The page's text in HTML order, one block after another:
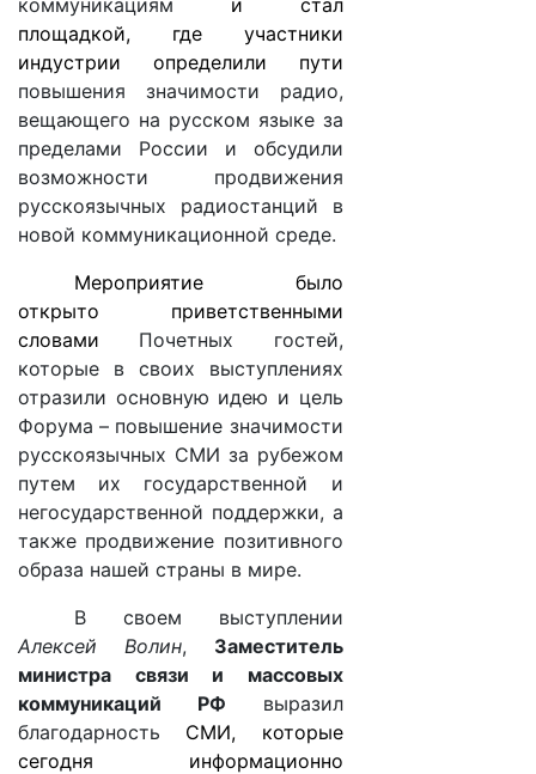
коммуникациям и стал
площадкой, где участники
индустрии определили пути
повышения значимости радио,
вещающего на русском языке за
пределами России и обсудили
возможности продвижения
русскоязычных радиостанций в
новой коммуникационной среде.
Мероприятие было
открыто приветственными
словами Почетных гостей,
которые в своих выступлениях
отразили основную идею и цель
Форума – повышение значимости
русскоязычных СМИ за рубежом
путем их государственной и
негосударственной поддержки, а
также продвижение позитивного
образа нашей страны в мире.
В своем выступлении
Алексей Волин, Заместитель
министра связи и массовых
коммуникаций РФ выразил
благодарность СМИ, которые
сегодня информационно